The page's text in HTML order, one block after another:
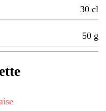
30 cl
50 g